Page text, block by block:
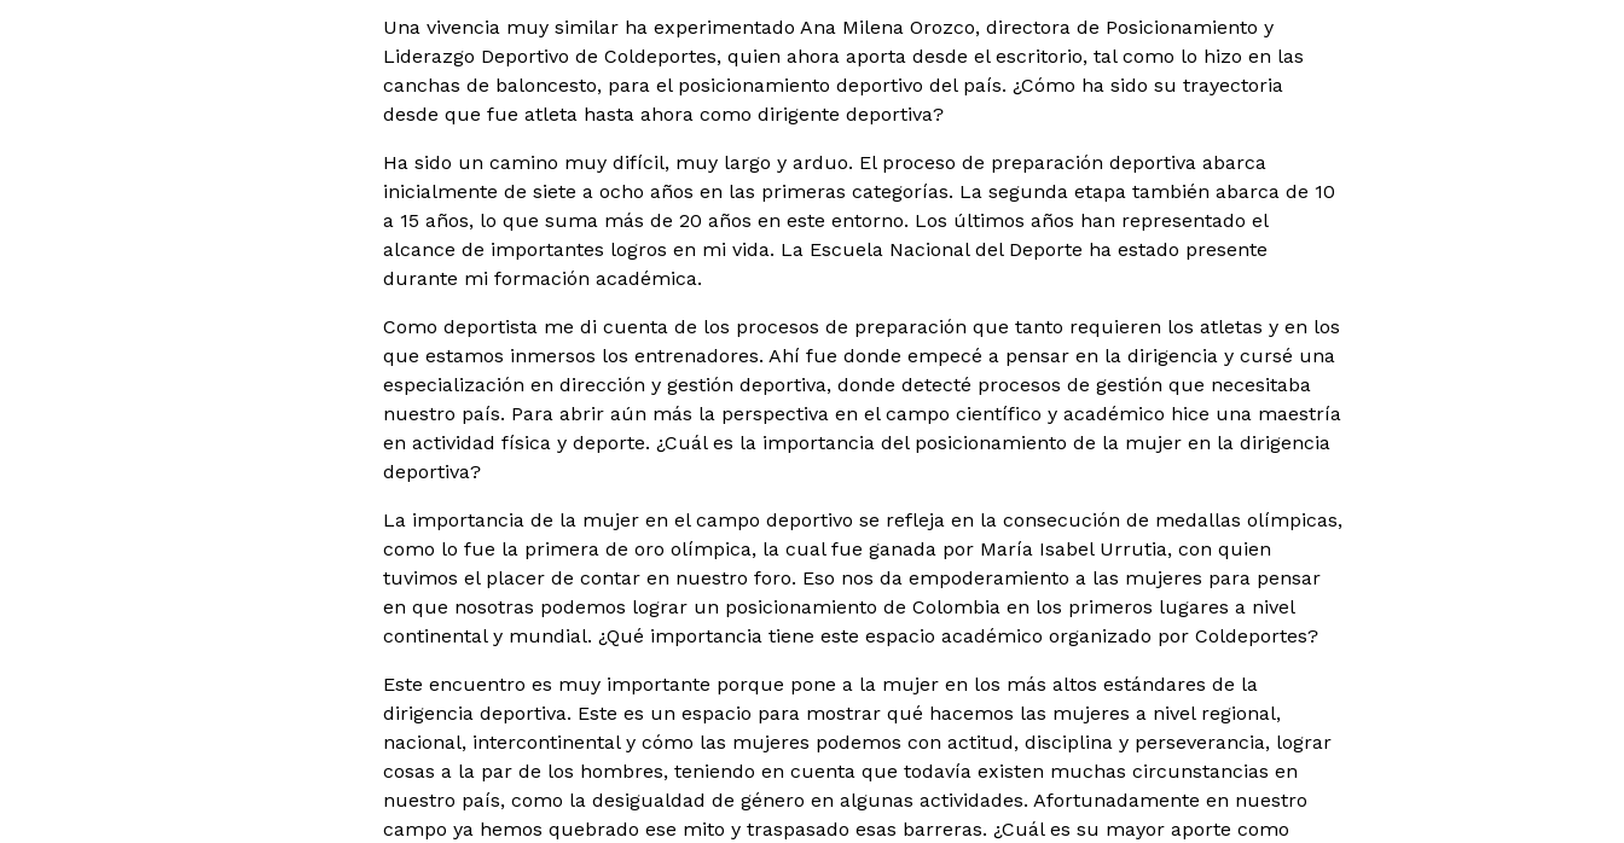
Una vivencia muy similar ha experimentado Ana Milena Orozco, directora de Posicionamiento y
Liderazgo Deportivo de Coldeportes, quien ahora aporta desde el escritorio, tal como lo hizo en las
canchas de baloncesto, para el posicionamiento deportivo del país. ¿Cómo ha sido su trayectoria
desde que fue atleta hasta ahora como dirigente deportiva?
Ha sido un camino muy difícil, muy largo y arduo. El proceso de preparación deportiva abarca
inicialmente de siete a ocho años en las primeras categorías. La segunda etapa también abarca de 10
a 15 años, lo que suma más de 20 años en este entorno. Los últimos años han representado el
alcance de importantes logros en mi vida. La Escuela Nacional del Deporte ha estado presente
durante mi formación académica.
Como deportista me di cuenta de los procesos de preparación que tanto requieren los atletas y en los
que estamos inmersos los entrenadores. Ahí fue donde empecé a pensar en la dirigencia y cursé una
especialización en dirección y gestión deportiva, donde detecté procesos de gestión que necesitaba
nuestro país. Para abrir aún más la perspectiva en el campo científico y académico hice una maestría
en actividad física y deporte. ¿Cuál es la importancia del posicionamiento de la mujer en la dirigencia
deportiva?
La importancia de la mujer en el campo deportivo se refleja en la consecución de medallas olímpicas,
como lo fue la primera de oro olímpica, la cual fue ganada por María Isabel Urrutia, con quien
tuvimos el placer de contar en nuestro foro. Eso nos da empoderamiento a las mujeres para pensar
en que nosotras podemos lograr un posicionamiento de Colombia en los primeros lugares a nivel
continental y mundial. ¿Qué importancia tiene este espacio académico organizado por Coldeportes?
Este encuentro es muy importante porque pone a la mujer en los más altos estándares de la
dirigencia deportiva. Este es un espacio para mostrar qué hacemos las mujeres a nivel regional,
nacional, intercontinental y cómo las mujeres podemos con actitud, disciplina y perseverancia, lograr
cosas a la par de los hombres, teniendo en cuenta que todavía existen muchas circunstancias en
nuestro país, como la desigualdad de género en algunas actividades. Afortunadamente en nuestro
campo ya hemos quebrado ese mito y traspasado esas barreras. ¿Cuál es su mayor aporte como